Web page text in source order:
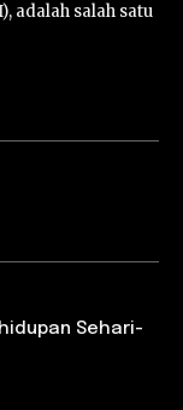
adalah salah satu
Sehari-